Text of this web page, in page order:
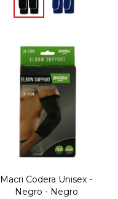
Macri Codera Unisex -
Negro - Negro